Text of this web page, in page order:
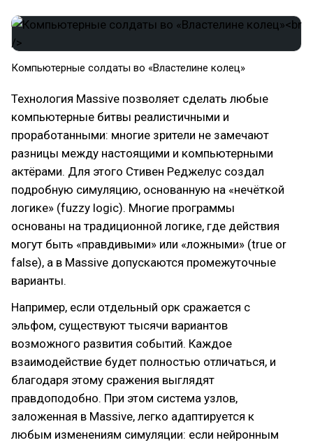
Компьютерные солдаты во «Властелине колец»
Технология Massive позволяет сделать любые
компьютерные битвы реалистичными и
проработанными: многие зрители не замечают
разницы между настоящими и компьютерными
актёрами. Для этого Стивен Реджелус создал
подробную симуляцию, основанную на «нечёткой
логике» (fuzzy logic). Многие программы
основаны на традиционной логике, где действия
могут быть «правдивыми» или «ложными» (true or
false), а в Massive допускаются промежуточные
варианты.
Например, если отдельный орк сражается с
эльфом, существуют тысячи вариантов
возможного развития событий. Каждое
взаимодействие будет полностью отличаться, и
благодаря этому сражения выглядят
правдоподобно. При этом система узлов,
заложенная в Massive, легко адаптируется к
любым изменениям симуляции: если нейронным